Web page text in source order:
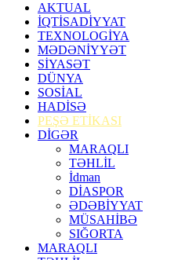
AKTUAL
İQTİSADİYYAT
TEXNOLOGİYA
MƏDƏNİYYƏT
SİYASƏT
DÜNYA
SOSİAL
HADİSƏ
PEŞƏ ETİKASI
DİGƏR
MARAQLI
TƏHLİL
İdman
DİASPOR
ƏDƏBİYYAT
MÜSAHİBƏ
SIĞORTA
MARAQLI